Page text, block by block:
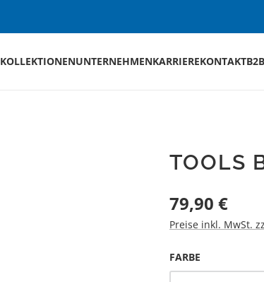
KOLLEKTIONENUNTERNEHMENKARRIEREKONTAKT
TOOLS
Regulärer Preis:
79,90 €
Preise inkl. MwSt.
FARBEAUSWÄHLEN